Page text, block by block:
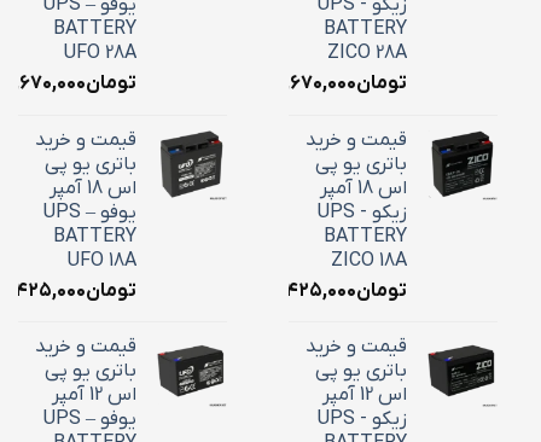
زیکو - UPS
BATTERY
ZICO 28A
تومان۱۰,۶۷۰,۰۰۰
قیمت و خرید
باتری یو پی
اس 18 آمپر
زیکو - UPS
BATTERY
ZICO 18A
تومان۷,۴۲۵,۰۰۰
قیمت و خرید
باتری یو پی
اس 12 آمپر
زیکو - UPS
یوفو – UPS
BATTERY
UFO 28A
تومان۱۰,۶۷۰,۰۰۰
قیمت و خرید
باتری یو پی
اس 18 آمپر
یوفو – UPS
BATTERY
UFO 18A
تومان
قیمت و خرید
باتری یو پی
اس 12 آمپر
یوفو – UPS